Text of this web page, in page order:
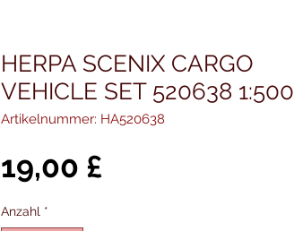
HERPA SCENIX CARGO
VEHICLE SET 520638 1:500
Artikelnummer: HA520638
19,00 £
Anzahl *